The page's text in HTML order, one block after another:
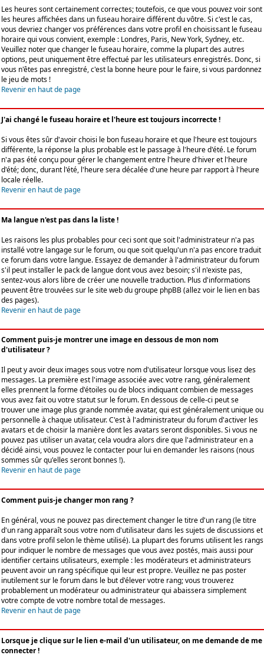
Les heures sont certainement correctes; toutefois, ce que vous pouvez voir sont
les heures affichées dans un fuseau horaire différent du vôtre. Si c'est le cas,
vous devriez changer vos préférences dans votre profil en choisissant le fuseau
horaire qui vous convient, exemple : Londres, Paris, New York, Sydney, etc.
Veuillez noter que changer le fuseau horaire, comme la plupart des autres
options, peut uniquement être effectué par les utilisateurs enregistrés. Donc, si
vous n'êtes pas enregistré, c'est la bonne heure pour le faire, si vous pardonnez
le jeu de mots !
Revenir en haut de page
J'ai changé le fuseau horaire et l'heure est toujours incorrecte !
Si vous êtes sûr d'avoir choisi le bon fuseau horaire et que l'heure est toujours
différente, la réponse la plus probable est le passage à l'heure d'été. Le forum
n'a pas été conçu pour gérer le changement entre l'heure d'hiver et l'heure
d'été; donc, durant l'été, l'heure sera décalée d'une heure par rapport à l'heure
locale réelle.
Revenir en haut de page
Ma langue n'est pas dans la liste !
Les raisons les plus probables pour ceci sont que soit l'administrateur n'a pas
installé votre langage sur le forum, ou que soit quelqu'un n'a pas encore traduit
ce forum dans votre langue. Essayez de demander à l'administrateur du forum
s'il peut installer le pack de langue dont vous avez besoin; s'il n'existe pas,
sentez-vous alors libre de créer une nouvelle traduction. Plus d'informations
peuvent être trouvées sur le site web du groupe phpBB (allez voir le lien en bas
des pages).
Revenir en haut de page
Comment puis-je montrer une image en dessous de mon nom
d'utilisateur ?
Il peut y avoir deux images sous votre nom d'utilisateur lorsque vous lisez des
messages. La première est l'image associée avec votre rang, généralement
elles prennent la forme d'étoiles ou de blocs indiquant combien de messages
vous avez fait ou votre statut sur le forum. En dessous de celle-ci peut se
trouver une image plus grande nommée avatar, qui est généralement unique ou
personnelle à chaque utilisateur. C'est à l'administrateur du forum d'activer les
avatars et de choisir la manière dont les avatars seront disponibles. Si vous ne
pouvez pas utiliser un avatar, cela voudra alors dire que l'administrateur en a
décidé ainsi, vous pouvez le contacter pour lui en demander les raisons (nous
sommes sûr qu'elles seront bonnes !).
Revenir en haut de page
Comment puis-je changer mon rang ?
En général, vous ne pouvez pas directement changer le titre d'un rang (le titre
d'un rang apparaît sous votre nom d'utilisateur dans les sujets de discussions et
dans votre profil selon le thème utilisé). La plupart des forums utilisent les rangs
pour indiquer le nombre de messages que vous avez postés, mais aussi pour
identifier certains utilisateurs, exemple : les modérateurs et administrateurs
peuvent avoir un rang spécifique qui leur est propre. Veuillez ne pas poster
inutilement sur le forum dans le but d'élever votre rang; vous trouverez
probablement un modérateur ou administrateur qui abaissera simplement
votre compte de votre nombre total de messages.
Revenir en haut de page
Lorsque je clique sur le lien e-mail d'un utilisateur, on me demande de me
connecter !